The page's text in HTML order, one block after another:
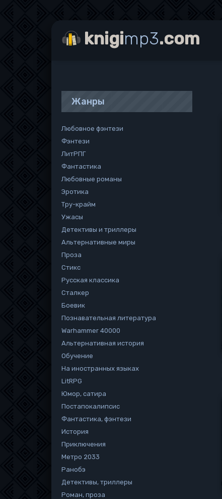
Жанры
Любовное фэнтези
Фэнтези
ЛитРПГ
Фантастика
Любовные романы
Эротика
Тру-крайм
Ужасы
Детективы и триллеры
Альтернативные миры
Проза
Стикс
Русская классика
Сталкер
Боевик
Познавательная литература
Warhammer 40000
Альтернативная история
Обучение
На иностранных языках
LitRPG
Юмор, сатира
Постапокалипсис
Фантастика, фэнтези
История
Приключения
Метро 2033
Ранобэ
Детективы, триллеры
Роман, проза
knigimp3.com